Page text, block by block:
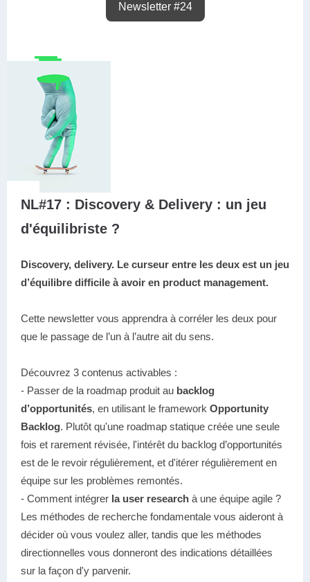
Newsletter #24
NL#17 : Discovery & Delivery : un jeu
d'équilibriste ?
Discovery, delivery. Le curseur entre les deux est un jeu
d’équilibre difficile à avoir en product management.
Cette newsletter vous apprendra à corréler les deux pour
que le passage de l’un à l’autre ait du sens.
Découvrez 3 contenus activables :
- Passer de la roadmap produit au backlog
d’opportunités, en utilisant le framework Opportunity
Backlog. Plutôt qu'une roadmap statique créée une seule
fois et rarement révisée, l'intérêt du backlog d’opportunités
est de le revoir régulièrement, et d'itérer régulièrement en
équipe sur les problèmes remontés.
- Comment intégrer la user research à une équipe agile ?
Les méthodes de recherche fondamentale vous aideront à
décider où vous voulez aller, tandis que les méthodes
directionnelles vous donneront des indications détaillées
sur la façon d'y parvenir.